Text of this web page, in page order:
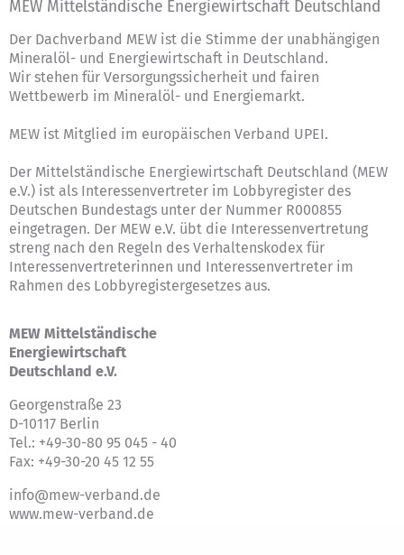
MEW Mittelständische Energiewirtschaft Deutschland
Der Dachverband MEW ist die Stimme der unabhängigen
Mineralöl- und Energiewirtschaft in Deutschland.
Wir stehen für Versorgungssicherheit und fairen
Wettbewerb im Mineralöl- und Energiemarkt.
MEW ist Mitglied im europäischen Verband UPEI.
Der Mittelständische Energiewirtschaft Deutschland (MEW
e.V.) ist als Interessenvertreter im Lobbyregister des
Deutschen Bundestags unter der Nummer R000855
eingetragen. Der MEW e.V. übt die Interessenvertretung
streng nach den Regeln des Verhaltenskodex für
Interessenvertreterinnen und Interessenvertreter im
Rahmen des Lobbyregistergesetzes aus.
MEW Mittelständische
Energiewirtschaft
Deutschland e.V.
Georgenstraße 23
D-10117 Berlin
Tel.: +49-30-80 95 045 - 40
Fax: +49-30-20 45 12 55
info@mew-verband.de
www.mew-verband.de